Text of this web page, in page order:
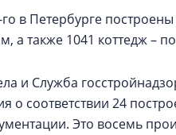
в Петербурге
а также 1041 коттедж –
и Служба
о соответствии 24
Это восемь